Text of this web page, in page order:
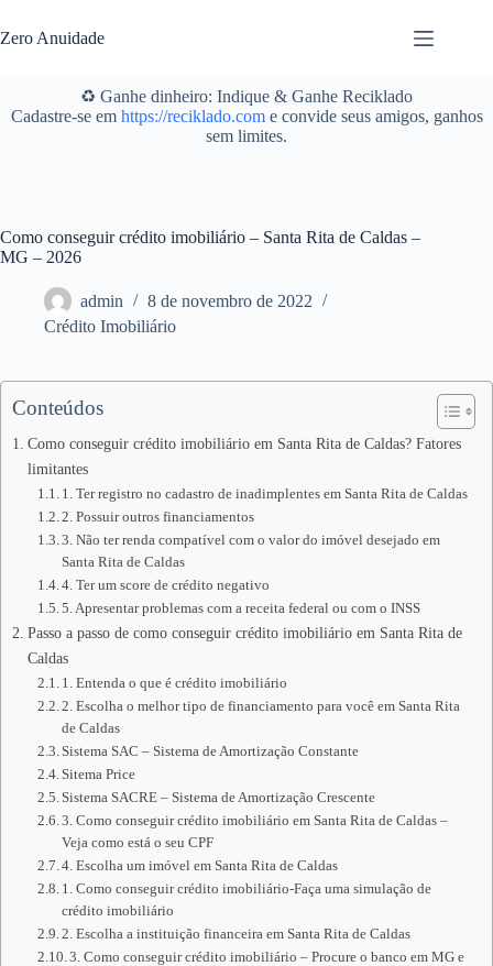
para
o
Zero Anuidade
♻️ Ganhe dinheiro: Indique & Ganhe Reciklado
Cadastre-se em https://reciklado.come convide seus amigos, ganhos
sem limites.
Como conseguir crédito imobiliário – Santa Rita de Caldas –
MG – 2026
admin
8 de novembro de 2022
Crédito Imobiliário
Conteúdos
Como conseguir crédito imobiliário em Santa Rita de Caldas? Fatores
limitantes
1. Ter registro no cadastro de inadimplentes em Santa Rita de Caldas
2. Possuir outros financiamentos
3. Não ter renda compatível com o valor do imóvel desejado em
Santa Rita de Caldas
4. Ter um score de crédito negativo
5. Apresentar problemas com a receita federal ou com o INSS
Passo a passo de como conseguir crédito imobiliário em Santa Rita de
Caldas
1. Entenda o que é crédito imobiliário
2. Escolha o melhor tipo de financiamento para você em Santa Rita
de Caldas
Sistema SAC – Sistema de Amortização Constante
Sitema Price
Sistema SACRE – Sistema de Amortização Crescente
3. Como conseguir crédito imobiliário em Santa Rita de Caldas –
Veja como está o seu CPF
4. Escolha um imóvel em Santa Rita de Caldas
1. Como conseguir crédito imobiliário-Faça uma simulação de
crédito imobiliário
2. Escolha a instituição financeira em Santa Rita de Caldas
3. Como conseguir crédito imobiliário – Procure o banco em MG e